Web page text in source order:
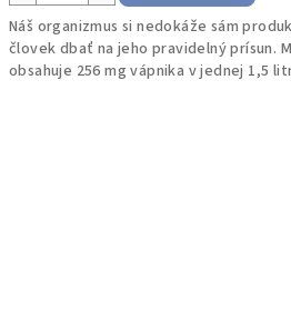
Náš organizmus si nedokáže sám
človek dbať na jeho pravidelný prísun.
obsahuje 256 mg vápnika v jednej 1,5